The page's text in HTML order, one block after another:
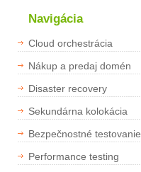
Navigácia
Cloud orchestrácia
Nákup a predaj domén
Disaster recovery
Sekundárna kolokácia
Bezpečnostné testovanie
Performance testing